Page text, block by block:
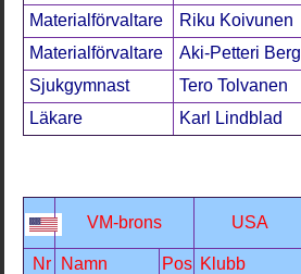
Materialförvaltare Riku Koivunen
Materialförvaltare
Aki-Petteri Berg
Sjukgymnast
Tero Tolvanen
Läkare
Karl Lindblad
VM-brons USA
Nr Namn Pos Klubb